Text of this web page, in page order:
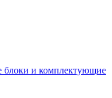
блоки и комплектующие